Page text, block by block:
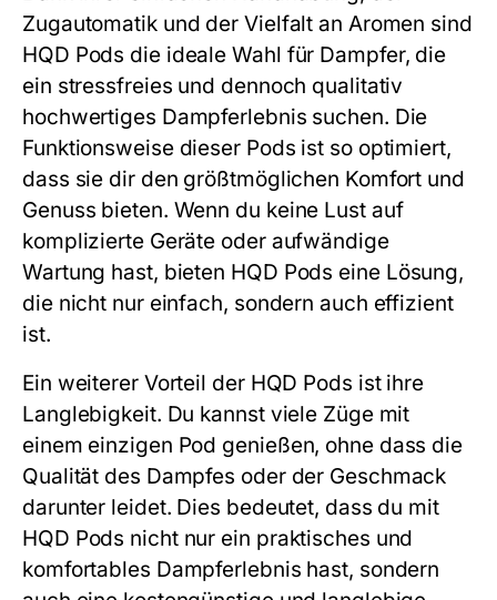
Zugautomatik und der Vielfalt an Aromen sind
HQD Pods die ideale Wahl für Dampfer, die
ein stressfreies und dennoch qualitativ
hochwertiges Dampferlebnis suchen. Die
Funktionsweise dieser Pods ist so optimiert,
dass sie dir den größtmöglichen Komfort und
Genuss bieten. Wenn du keine Lust auf
komplizierte Geräte oder aufwändige
Wartung hast, bieten HQD Pods eine Lösung,
die nicht nur einfach, sondern auch effizient
ist.
Ein weiterer Vorteil der HQD Pods ist ihre
Langlebigkeit. Du kannst viele Züge mit
einem einzigen Pod genießen, ohne dass die
Qualität des Dampfes oder der Geschmack
darunter leidet. Dies bedeutet, dass du mit
HQD Pods nicht nur ein praktisches und
komfortables Dampferlebnis hast, sondern